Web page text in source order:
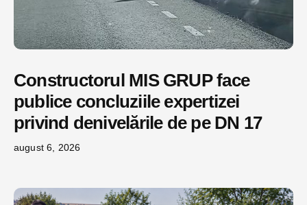
Constructorul MIS GRUP face
publice concluziile expertizei
privind denivelările de pe DN 17
august 6, 2026